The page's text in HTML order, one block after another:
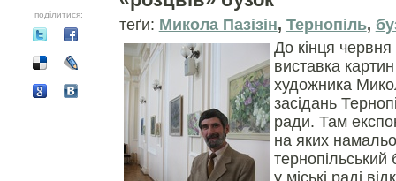
поділитися:
теґи: Микола Пазізін, Тернопіль,
До кінця
виставка
художника
засідань
ради. Там
на яких
тернопільський
у міські раді